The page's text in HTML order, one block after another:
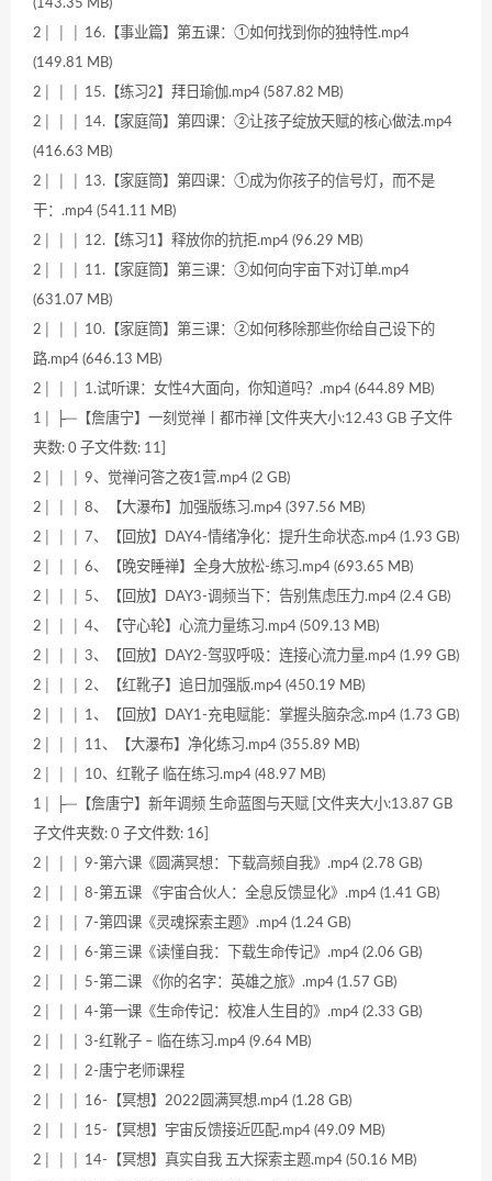
(143.35 MB)
2│ │ │ 16.【事业篇】第五课：①如何找到你的独特性.mp4
(149.81 MB)
2│ │ │ 15.【练习2】拜日瑜伽.mp4 (587.82 MB)
2│ │ │ 14.【家庭简】第四课：②让孩子绽放天赋的核心做法.mp4
(416.63 MB)
2│ │ │ 13.【家庭筒】第四课：①成为你孩子的信号灯，而不是
干：.mp4 (541.11 MB)
2│ │ │ 12.【练习1】释放你的抗拒.mp4 (96.29 MB)
2│ │ │ 11.【家庭筒】第三课：③如何向宇亩下对订单.mp4
(631.07 MB)
2│ │ │ 10.【家庭筒】第三课：②如何移除那些你给自己设下的
路.mp4 (646.13 MB)
2│ │ │ 1.试听课：女性4大面向，你知道吗？.mp4 (644.89 MB)
1│ ├─【詹唐宁】一刻觉禅丨都市禅 [文件夹大小:12.43 GB 子文件
夹数: 0 子文件数: 11]
2│ │ │ 9、觉禅问答之夜1营.mp4 (2 GB)
2│ │ │ 8、【大瀑布】加强版练习.mp4 (397.56 MB)
2│ │ │ 7、【回放】DAY4-情绪净化：提升生命状态.mp4 (1.93 GB)
2│ │ │ 6、【晚安睡禅】全身大放松-练习.mp4 (693.65 MB)
2│ │ │ 5、【回放】DAY3-调频当下：告别焦虑压力.mp4 (2.4 GB)
2│ │ │ 4、【守心轮】心流力量练习.mp4 (509.13 MB)
2│ │ │ 3、【回放】DAY2-驾驭呼吸：连接心流力量.mp4 (1.99 GB)
2│ │ │ 2、【红靴子】追日加强版.mp4 (450.19 MB)
2│ │ │ 1、【回放】DAY1-充电赋能：掌握头脑杂念.mp4 (1.73 GB)
2│ │ │ 11、【大瀑布】净化练习.mp4 (355.89 MB)
2│ │ │ 10、红靴子 临在练习.mp4 (48.97 MB)
1│ ├─【詹唐宁】新年调频 生命蓝图与天赋 [文件夹大小:13.87 GB
子文件夹数: 0 子文件数: 16]
2│ │ │ 9-第六课《圆满冥想：下载高频自我》.mp4 (2.78 GB)
2│ │ │ 8-第五课 《宇宙合伙人：全息反馈显化》.mp4 (1.41 GB)
2│ │ │ 7-第四课《灵魂探索主题》.mp4 (1.24 GB)
2│ │ │ 6-第三课《读懂自我：下载生命传记》.mp4 (2.06 GB)
2│ │ │ 5-第二课 《你的名字：英雄之旅》.mp4 (1.57 GB)
2│ │ │ 4-第一课《生命传记：校准人生目的》.mp4 (2.33 GB)
2│ │ │ 3-红靴子 – 临在练习.mp4 (9.64 MB)
2│ │ │ 2-唐宁老师课程
2│ │ │ 16-【冥想】2022圆满冥想.mp4 (1.28 GB)
2│ │ │ 15-【冥想】宇宙反馈接近匹配.mp4 (49.09 MB)
2│ │ │ 14-【冥想】真实自我 五大探索主题.mp4 (50.16 MB)